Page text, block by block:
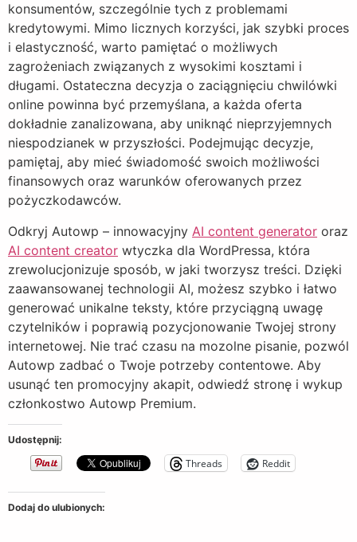
konsumentów, szczególnie tych z problemami
kredytowymi. Mimo licznych korzyści, jak szybki proces
i elastyczność, warto pamiętać o możliwych
zagrożeniach związanych z wysokimi kosztami i
długami. Ostateczna decyzja o zaciągnięciu chwilówki
online powinna być przemyślana, a każda oferta
dokładnie zanalizowana, aby uniknąć nieprzyjemnych
niespodzianek w przyszłości. Podejmując decyzje,
pamiętaj, aby mieć świadomość swoich możliwości
finansowych oraz warunków oferowanych przez
pożyczkodawców.
Odkryj Autowp – innowacyjny AI content generator oraz
AI content creator wtyczka dla WordPressa, która
zrewolucjonizuje sposób, w jaki tworzysz treści. Dzięki
zaawansowanej technologii AI, możesz szybko i łatwo
generować unikalne teksty, które przyciągną uwagę
czytelników i poprawią pozycjonowanie Twojej strony
internetowej. Nie trać czasu na mozolne pisanie, pozwól
Autowp zadbać o Twoje potrzeby contentowe. Aby
usunąć ten promocyjny akapit, odwiedź stronę i wykup
członkostwo Autowp Premium.
Udostępnij:
Threads Reddit
Dodaj do ulubionych: